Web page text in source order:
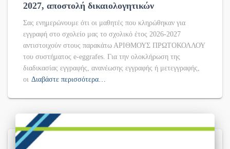
2027, αποστολή δικαιολογητικών
Σας ενημερώνουμε ότι οι μαθητές που κληρώθηκαν για
εγγραφή στο σχολείο μας το σχολικό έτος 2026-2027
αντιστοιχούν στους παρακάτω ΑΡΙΘΜΟΥΣ ΠΡΩΤΟΚΟΛΛΟΥ
του συστήματος e-eggrafes. Για την ολοκλήρωση της
διαδικασίας εγγραφής, ανανέωσης εγγραφής ή μετεγγραφής,
οι Διαβάστε περισσότερα…